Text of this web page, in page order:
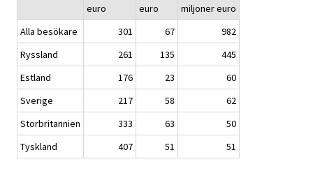
euro
euro
miljoner euro
Alla besökare
301 67
982
Ryssland
261 135
445
Estland
176 23
60
Sverige
217 58
62
Storbritannien
333 63
50
Tyskland
407 51 51